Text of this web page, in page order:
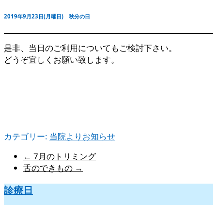
2019年9月23日(月曜日) 秋分の日
是非、当日のご利用についてもご検討下さい。
どうぞ宜しくお願い致します。
カテゴリー: 当院よりお知らせ
← 7月のトリミング
舌のできもの →
診療日